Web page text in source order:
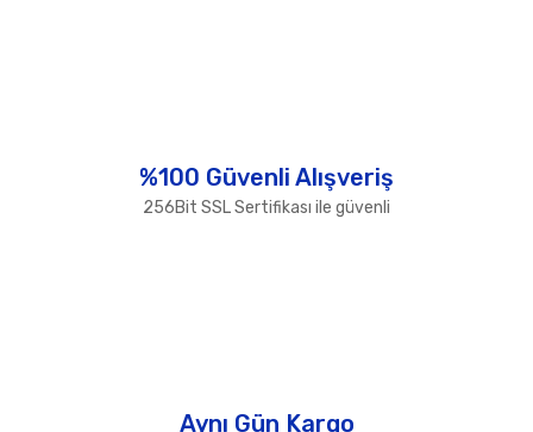
Ürün fiyatı diğer sitelerden daha pahalı.
%100 Güvenli Alışveriş
256Bit SSL Sertifikası ile güvenli
Aynı Gün Kargo